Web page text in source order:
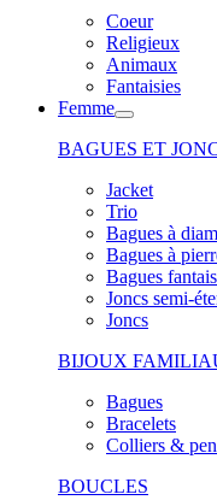
Coeur
Religieux
Animaux
Fantaisies
Femme
BAGUES ET
Jacket
Trio
Bagues à
Bagues à
Bagues
Joncs semi-
Joncs
BIJOUX
Bagues
Bracelets
Colliers &
BOUCLES